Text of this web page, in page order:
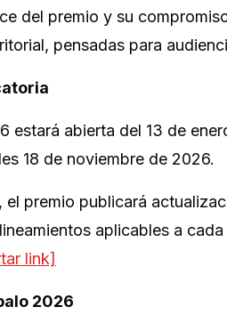
del premio y su
pensadas para
estará abierta del 13 de
18 de noviembre de 2026.
premio publicará
aplicables a
link]
2026